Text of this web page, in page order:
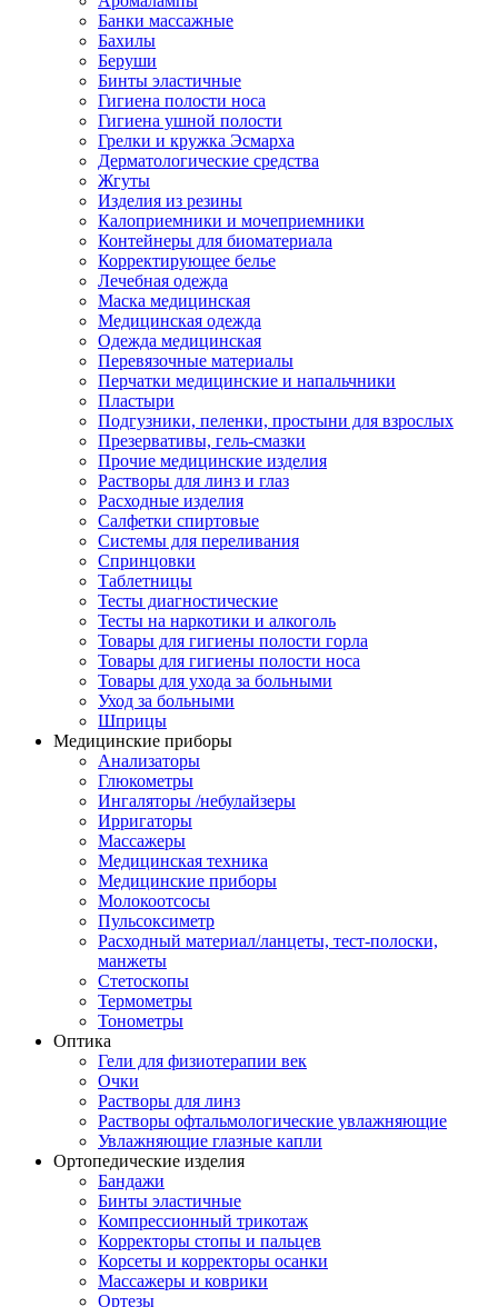
Банки массажные
Бахилы
Беруши
Бинты эластичные
Гигиена полости носа
Гигиена ушной полости
Грелки и кружка Эсмарха
Дерматологические средства
Жгуты
Изделия из резины
Калоприемники и мочеприемники
Контейнеры для биоматериала
Корректирующее белье
Лечебная одежда
Маска медицинская
Медицинская одежда
Одежда медицинская
Перевязочные материалы
Перчатки медицинские и напальчники
Пластыри
Подгузники, пеленки, простыни для взрослых
Презервативы, гель-смазки
Прочие медицинские изделия
Растворы для линз и глаз
Расходные изделия
Салфетки спиртовые
Системы для переливания
Спринцовки
Таблетницы
Тесты диагностические
Тесты на наркотики и алкоголь
Товары для гигиены полости горла
Товары для гигиены полости носа
Товары для ухода за больными
Уход за больными
Шприцы
Медицинские приборы
Анализаторы
Глюкометры
Ингаляторы /небулайзеры
Ирригаторы
Массажеры
Медицинская техника
Медицинские приборы
Молокоотсосы
Пульсоксиметр
Расходный материал/ланцеты, тест-полоски,
манжеты
Стетоскопы
Термометры
Тонометры
Оптика
Гели для физиотерапии век
Очки
Растворы для линз
Растворы офтальмологические увлажняющие
Увлажняющие глазные капли
Ортопедические изделия
Бандажи
Бинты эластичные
Компрессионный трикотаж
Корректоры стопы и пальцев
Корсеты и корректоры осанки
Массажеры и коврики
Ортезы